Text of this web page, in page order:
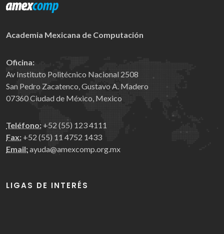
Academia Mexicana de Computación
Oficina:
Av Instituto Politécnico Nacional 2508
San Pedro Zacatenco, Gustavo A. Madero
07360 Ciudad de México, Mexico
Teléfono: +52 (55) 123 4111
Fax: +52 (55) 11 4752 1433
Email:ayuda@amexcomp.org.mx
LIGAS DE INTERÉS